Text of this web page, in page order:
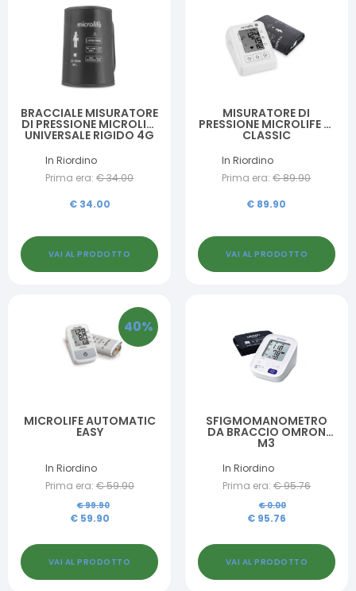
BRACCIALE MISURATORE
DI PRESSIONE MICROLIFE
UNIVERSALE RIGIDO 4G
In Riordino
Prima era: €34.00
€ 34.00
VAI AL PRODOTTO
MISURATORE DI
PRESSIONE MICROLIFE B1
CLASSIC
In Riordino
Prima era: €89.90
€ 89.90
VAI AL PRODOTTO
40%
MICROLIFE AUTOMATIC
EASY
In Riordino
Prima era: €59.90
€99.90
€ 59.90
VAI AL PRODOTTO
SFIGMOMANOMETRO
DA BRACCIO OMRON
M3
In Riordino
Prima era: €95.76
€0.00
€ 95.76
VAI AL PRODOTTO